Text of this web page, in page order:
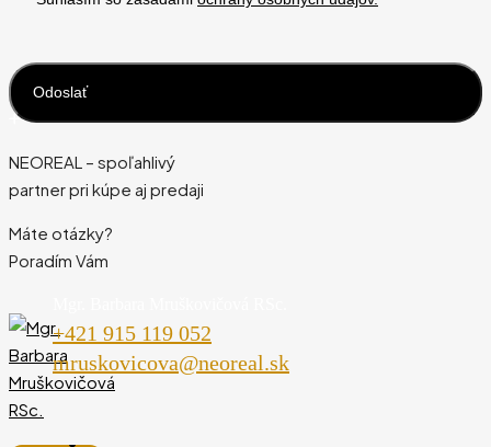
NEOREAL – spoľahlivý
partner pri kúpe aj predaji
Máte otázky?
Poradím Vám
+421 915 119 052
mruskovicova@neoreal.sk